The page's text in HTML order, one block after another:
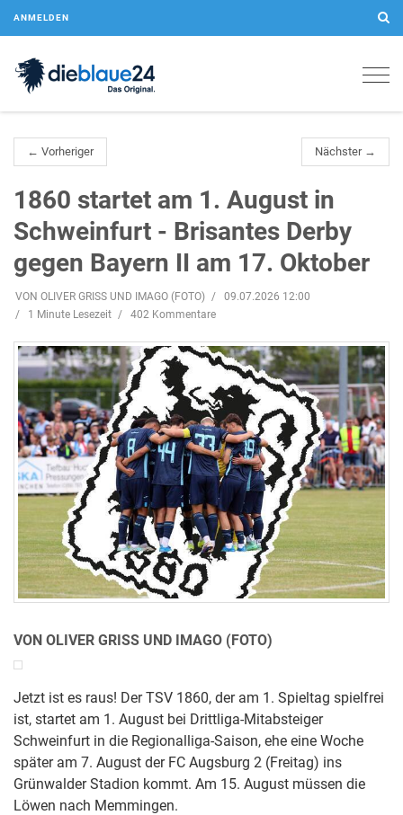
ANMELDEN
← Vorheriger Nächster →
1860 startet am 1. August in
Schweinfurt - Brisantes Derby
gegen Bayern II am 17. Oktober
VON OLIVER GRISS UND IMAGO (FOTO)
09.07.2026 12:00
1 Minute Lesezeit
402 Kommentare
VON OLIVER GRISS UND IMAGO (FOTO)
Jetzt ist es raus! Der TSV 1860, der am 1. Spieltag spielfrei
ist, startet am 1. August bei Drittliga-Mitabsteiger
Schweinfurt in die Regionalliga-Saison, ehe eine Woche
später am 7. August der FC Augsburg 2 (Freitag) ins
Grünwalder Stadion kommt. Am 15. August müssen die
Löwen nach Memmingen.